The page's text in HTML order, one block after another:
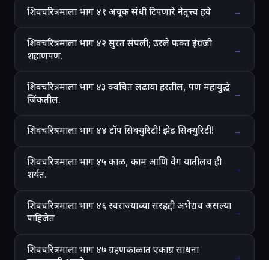
शिवचरित्रमाला भाग ४१ अचूक संधी टिपणारे नेतृत्त्व हवे →
शिवचरित्रमाला भाग ४२ सुरत संपली; उरले फक्त इंग्रजी
शहाणपण.
→
शिवचरित्रमाला भाग ४३ क्वचित लढाया हरतील, पण महायुद्धे
जिंकतील.
→
शिवचरित्रमाला भाग ४४ टॉप सिक्युरिटी! झेड सिक्युरिटी! →
शिवचरित्रमाला भाग ४५ काळ, काम आणि वेग यातीलच ही
शर्यत.
→
शिवचरित्रमाला भाग ४६ स्वराज्याच्या सरहद्दी अभेद्यच असल्या
पाहिजेत
→
शिवचरित्रमाला भाग ४७ ग्रहणकाळात एकाग्र साधना
→